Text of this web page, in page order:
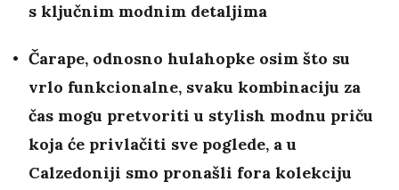
s ključnim modnim detaljima
Čarape, odnosno hulahopke osim što su
vrlo funkcionalne, svaku kombinaciju za
čas mogu pretvoriti u stylish modnu priču
koja će privlačiti sve poglede, a u
Calzedoniji smo pronašli fora kolekciju